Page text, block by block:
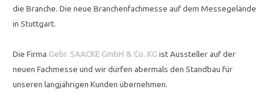
die Branche. Die neue Branchenfachmesse auf dem Messegelände
in Stuttgart.
Die Firma Gebr. SAACKE GmbH & Co. KGist Aussteller auf der
neuen Fachmesse und wir dürfen abermals den Standbau für
unseren langjährigen Kunden übernehmen.